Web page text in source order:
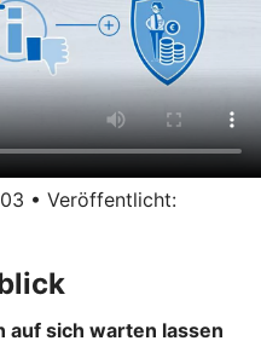
• Veröffentlicht:
auf sich warten lassen